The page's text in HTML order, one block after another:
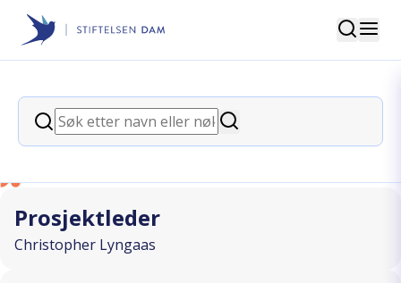
Stiftelsen Dam
Søk
Søk
Søk
back
Tinnitusturne
Prosjektleder
Christopher Lyngaas